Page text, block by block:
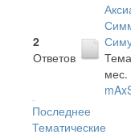
2
Ответов
мес.
Последнее
Тематические